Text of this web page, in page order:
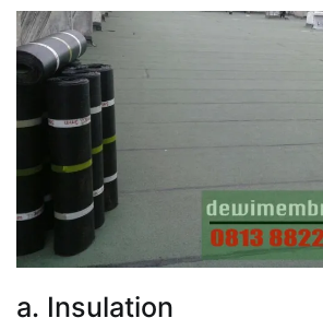
a. Insulation